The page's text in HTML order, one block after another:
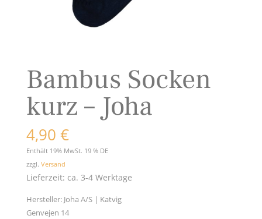
Bambus Socken
kurz – Joha
4,90 €
Enthält 19% MwSt. 19 % DE
zzgl. Versand
Lieferzeit: ca. 3-4 Werktage
Hersteller: Joha A/S | Katvig
Genvejen 14